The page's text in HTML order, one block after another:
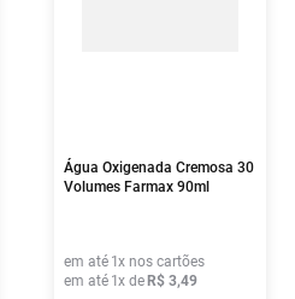
Água Oxigenada Cremosa 30
Volumes Farmax 90ml
em até 1x nos cartões
em até 1x de R$ 3,49